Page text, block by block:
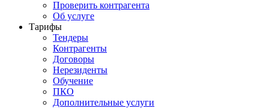
Проверить контрагента
Об услуге
Тарифы
Тендеры
Контрагенты
Договоры
Нерезиденты
Обучение
ПКО
Дополнительные услуги